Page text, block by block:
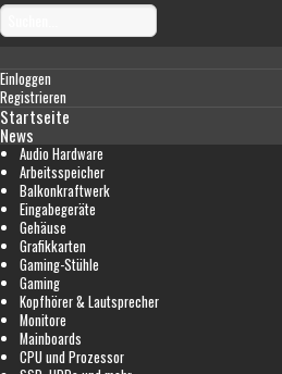
Einloggen
Registrieren
Startseite
News
Audio Hardware
Arbeitsspeicher
Balkonkraftwerk
Eingabegeräte
Gehäuse
Grafikkarten
Gaming-Stühle
Gaming
Kopfhörer & Lautsprecher
Monitore
Mainboards
CPU und Prozessor